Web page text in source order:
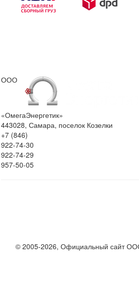
ООО
«ОмегаЭнергетик»
443028, Самара, поселок Козелки
+7 (846)
922-74-30
922-74-29
957-50-05
© 2005-2026, Официальный сайт